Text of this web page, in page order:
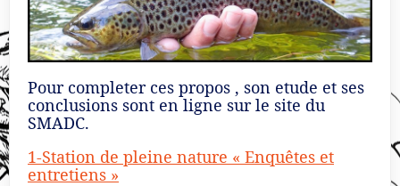
Pour completer ces propos , son etude et ses
conclusions sont en ligne sur le site du
SMADC.
1-Station de pleine nature « Enquêtes et
entretiens »